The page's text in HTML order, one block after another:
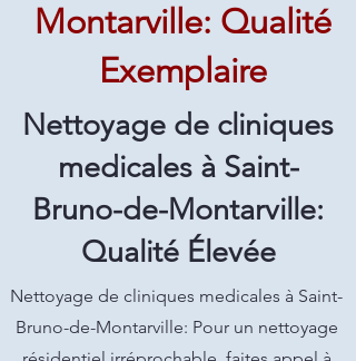
Montarville: Qualité
Exemplaire
Nettoyage de cliniques
medicales à Saint-
Bruno-de-Montarville:
Qualité Élevée
Nettoyage de cliniques medicales à Saint-
Bruno-de-Montarville: Pour un nettoyage